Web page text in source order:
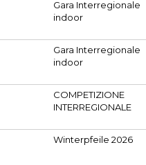
Gara Interregionale
indoor
Gara Interregionale
indoor
COMPETIZIONE
INTERREGIONALE
Winterpfeile 2026